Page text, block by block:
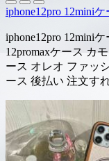
iphone12pro 12mini
iphone12pro 12mini
12promaxケース カ
ース オレオ ファッ
ース 後払い 注文す